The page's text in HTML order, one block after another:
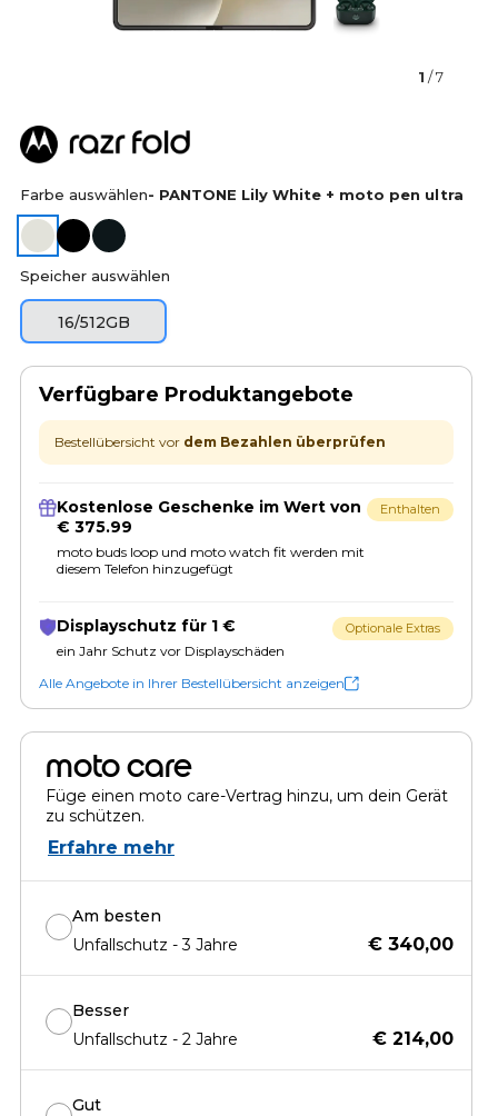
1 / 7
Farbe auswählen- PANTONE Lily White + moto pen ultra
Speicher auswählen
16/512GB
Verfügbare Produktangebote
Bestellübersicht vor dem Bezahlen überprüfen
Kostenlose Geschenke im Wert von
€ 375.99
moto buds loop und moto watch fit werden mit
diesem Telefon hinzugefügt
Enthalten
Displayschutz für 1 €
ein Jahr Schutz vor Displayschäden
Optionale Extras
Alle Angebote in Ihrer Bestellübersicht anzeigen
moto care
Füge einen moto care-Vertrag hinzu, um dein Gerät
zu schützen.
Erfahre mehr
Am besten
Unfallschutz - 3 Jahre
€ 340,00
Besser
Unfallschutz - 2 Jahre
€ 214,00
Gut